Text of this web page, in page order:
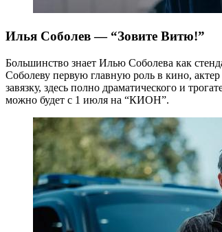
Илья Соболев — “Зовите Витю!”
Большинство знает Илью Соболева как
Соболеву первую главную роль в кино,
завязку, здесь полно драматического и
можно будет с 1 июля на “КИОН”.